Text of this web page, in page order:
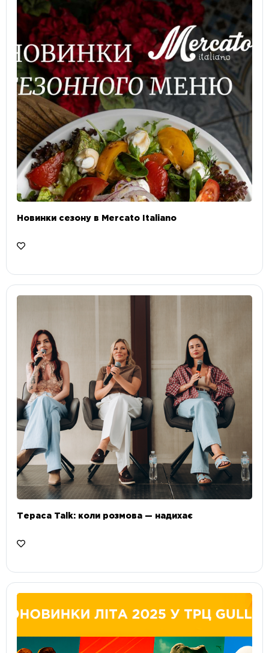
Новинки сезону в Mercato Italiano
Тераса Talk: коли розмова — надихає